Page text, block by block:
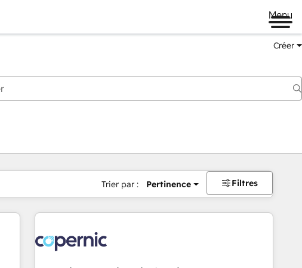
Menu
Créer
Trier par : Pertinence Filtres
Page